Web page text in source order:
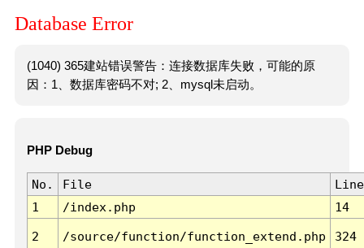
Database Error
(1040) 365建站错误警告：连接数据库失败，可能的原
因：1、数据库密码不对; 2、mysql未启动。
PHP Debug
No. File
Line
1
/index.php 14
2 /source/function/function_extend.php 324